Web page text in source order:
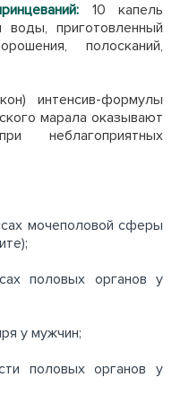
10 капель
приготовленный
полосканий,
интенсив-формулы
марала оказывают
неблагоприятных
мочеполовой сферы
половых органов у
у мужчин;
половых органов у